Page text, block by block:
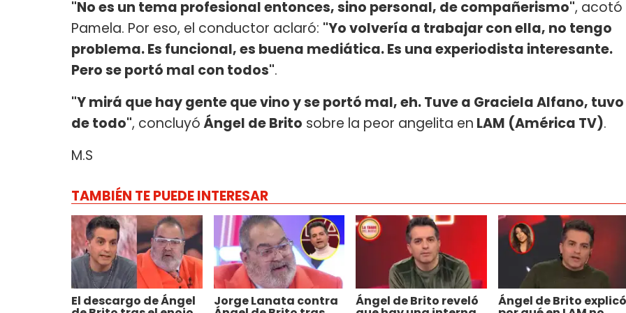
"No es un tema profesional entonces, sino personal, de compañerismo", acotó
Pamela. Por eso, el conductor aclaró: "Yo volvería a trabajar con ella, no tengo
problema. Es funcional, es buena mediática. Es una experiodista interesante.
Pero se portó mal con todos".
"Y mirá que hay gente que vino y se portó mal, eh. Tuve a Graciela Alfano, tuvo
de todo", concluyóÁngel de Brito sobre la peor angelita en LAM (América TV).
M.S
TAMBIÉN TE PUEDE INTERESAR
El descargo de Ángel Jorge Lanata contra Ángel de Brito reveló Ángel de Brito explicó